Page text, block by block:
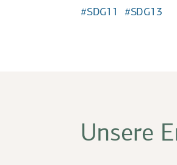
SDG11
SDG13
Unsere